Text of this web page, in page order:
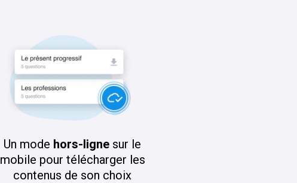
Un mode hors-ligne sur le
mobile pour télécharger les
contenus de son choix